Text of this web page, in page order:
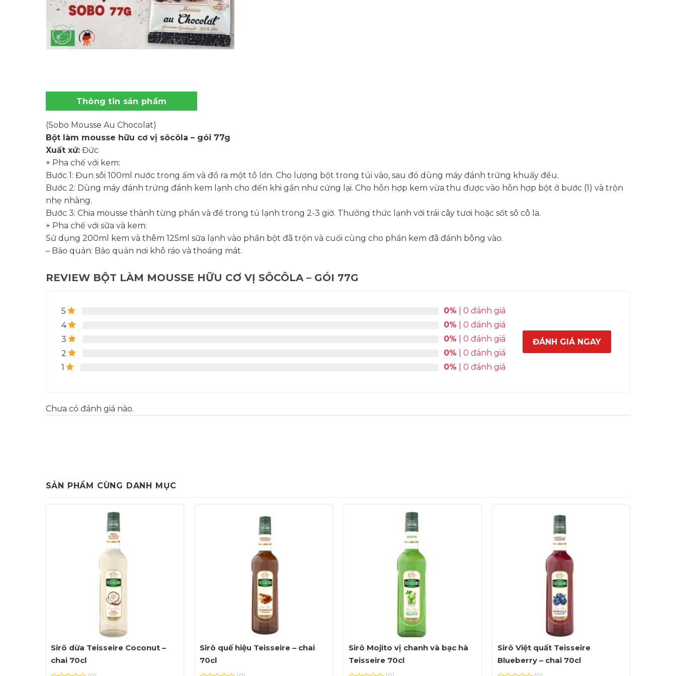
Thông tin sản phẩm
(Sobo Mousse Au Chocolat)
Bột làm mousse hữu cơ vị sôcôla – gói 77g
Xuất xứ:Đức
+ Pha chế với kem:
Bước 1: Đun sôi 100ml nước trong ấm và đổ ra một tô lớn. Cho lượng bột trong túi vào, sau đó dùng máy đánh trứng khuấy đều.
Bước 2: Dùng máy đánh trứng đánh kem lạnh cho đến khi gần như cứng lại. Cho hỗn hợp kem vừa thu được vào hỗn hợp bột ở bước (1) và trộn
nhẹ nhàng.
Bước 3: Chia mousse thành từng phần và để trong tủ lạnh trong 2-3 giờ. Thưởng thức lạnh với trái cây tươi hoặc sốt sô cô la.
+ Pha chế với sữa và kem:
Sử dụng 200ml kem và thêm 125ml sữa lạnh vào phần bột đã trộn và cuối cùng cho phần kem đã đánh bông vào.
– Bảo quản: Bảo quản nơi khô ráo và thoáng mát.
REVIEW BỘT LÀM MOUSSE HỮU CƠ VỊ SÔCÔLA – GÓI 77G
5 0% | 0 đánh giá
4
0% | 0 đánh giá
3
0% | 0 đánh giá
2
0% | 0 đánh giá
1
0% | 0 đánh giá
ĐÁNH GIÁ NGAY
Chưa có đánh giá nào.
SẢN PHẨM CÙNG DANH MỤC
Sirô dừa Teisseire Coconut –
chai 70cl
Sirô quế hiệu Teisseire – chai
70cl
Sirô Mojito vị chanh và bạc hà
Teisseire 70cl
Sirô Việt quất Teisseire
Blueberry – chai 70cl